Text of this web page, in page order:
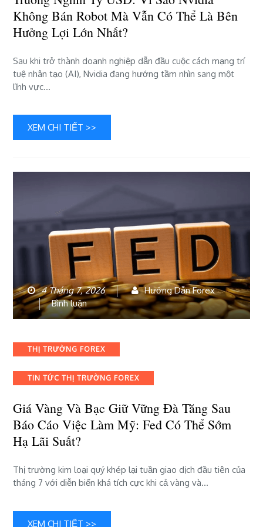
trường
nghìn
tỷ
Vì
sao
robot
thể
lợi
lớn
Không Bán Robot Mà Vẫn Có Thể Là Bên
Hưởng Lợi Lớn Nhất?
Sau khi trở thành doanh nghiệp dẫn đầu cuộc cách mạng trí
tuệ nhân tạo (AI), Nvidia đang hướng tầm nhìn sang một
lĩnh vực…
XEM CHI TIẾT >>
4 Tháng 7, 2026
Hướng Dẫn Forex
Bình luậnbài
viết
vàng
và
giữ
đà
tăng
sau
việc
làm
Fed
có
Categories
THỊ TRƯỜNG FOREX
TIN TỨC THỊ TRƯỜNG FOREX
Giá Vàng Và Bạc Giữ Vững Đà Tăng Sau
Báo Cáo Việc Làm Mỹ: Fed Có Thể Sớm
Hạ Lãi Suất?
Thị trường kim loại quý khép lại tuần giao dịch đầu tiên của
tháng 7 với diễn biến khá tích cực khi cả vàng và…
XEM CHI TIẾT >>